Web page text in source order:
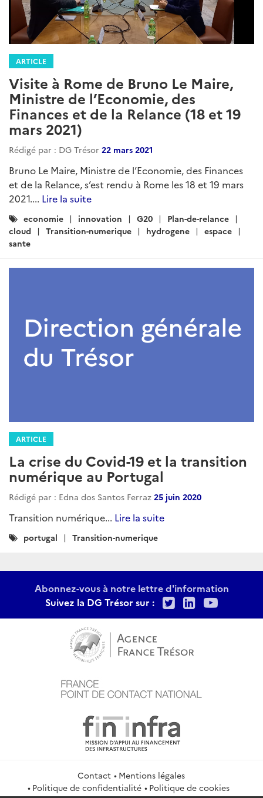
ARTICLE
Visite à Rome de Bruno Le Maire,
Ministre de l’Economie, des
Finances et de la Relance (18 et 19
mars 2021)
Rédigé par : DG Trésor 22 mars 2021
Bruno Le Maire, Ministre de l’Economie, des Finances
et de la Relance, s’est rendu à Rome les 18 et 19 mars
2021.... Lire la suite
Catégories
:
economie innovation G20
Plan-de-relance
cloud
Transition-numerique hydrogene
espace
sante
ARTICLE
La crise du Covid-19 et la transition
numérique au Portugal
Rédigé par : Edna dos Santos Ferraz 25 juin 2020
Transition numérique... Lire la suite
Catégories
portugal Transition-numerique
Abonnez-vous à notre lettre d'information
Suivez la DG Trésor sur :
TwitterLinkedIn
Contact
Mentions légales
Politique de confidentialité
Politique de cookies